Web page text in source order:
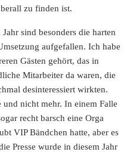
zu finden ist.
sind besonders die harten
aufgefallen. Ich habe
Gästen gehört, das in
Mitarbeiter da waren, die
desinteressiert wirkten.
und nicht mehr. In einem Falle
recht barsch eine Orga
VIP Bändchen hatte, aber es
Presse wurde in diesem Jahr